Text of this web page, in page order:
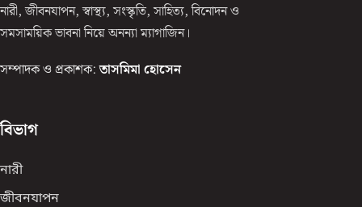
নারী, জীবনযাপন, স্বাস্থ্য, সংস্কৃতি, সাহিত্য, বিনোদন ও
সমসাময়িক ভাবনা নিয়ে অনন্যা ম্যাগাজিন।
সম্পাদক ও প্রকাশক: তাসমিমা হোসেন
বিভাগ
নারী
জীবনযাপন